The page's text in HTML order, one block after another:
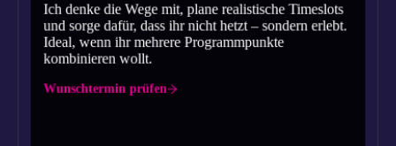
Ich denke die Wege mit, plane realistische Timeslots
und sorge dafür, dass ihr nicht hetzt – sondern erlebt.
Ideal, wenn ihr mehrere Programmpunkte
kombinieren wollt.
Wunschtermin prüfen